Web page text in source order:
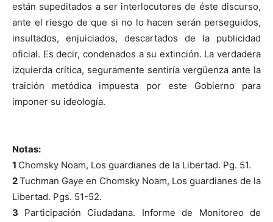
están supeditados a ser interlocutores de éste discurso,
ante el riesgo de que si no lo hacen serán perseguidos,
insultados, enjuiciados, descartados de la publicidad
oficial. Es decir, condenados a su extinción. La verdadera
izquierda crítica, seguramente sentiría vergüenza ante la
traición metódica impuesta por este Gobierno para
imponer su ideología.
Notas:
1 Chomsky Noam, Los guardianes de la Libertad. Pg. 51.
2Tuchman Gaye en Chomsky Noam, Los guardianes de la
Libertad. Pgs. 51-52.
3 Participación Ciudadana. Informe de Monitoreo de